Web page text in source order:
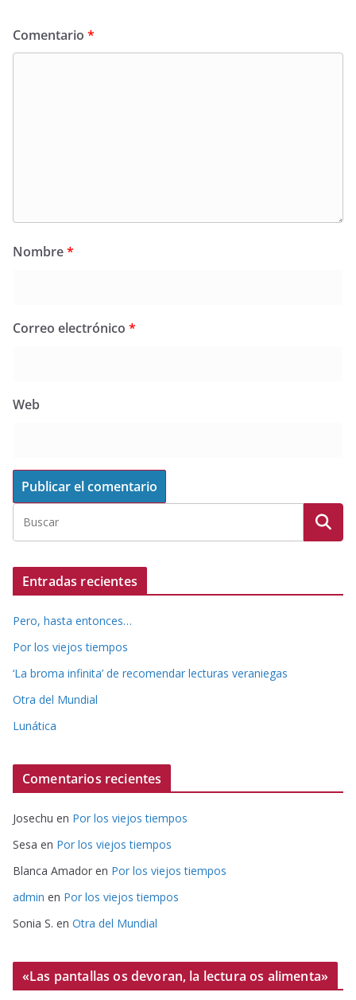
Comentario *
Nombre*
Correo electrónico *
Web
Entradas recientes
Pero, hasta entonces…
Por los viejos tiempos
‘La broma infinita’ de recomendar lecturas veraniegas
Otra del Mundial
Lunática
Comentarios recientes
Josechu en Por los viejos tiempos
Sesa en Por los viejos tiempos
Blanca Amador en Por los viejos tiempos
admin en Por los viejos tiempos
Sonia S. en Otra del Mundial
«Las pantallas os devoran, la lectura os alimenta»